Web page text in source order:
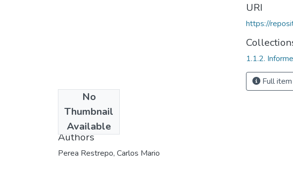
No
Thumbnail
Available
1998
Authors
Perea Restrepo, Carlos Mario
URI
https://
1.1.2.
Full